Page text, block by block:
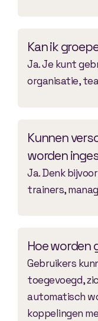
Kan ik
Ja. Je kunt
organisatie,
Kunnen
worden
Ja. Denk
trainers,
Hoe worden
Gebruikers
toegevoegd,
automatisch
koppelingen